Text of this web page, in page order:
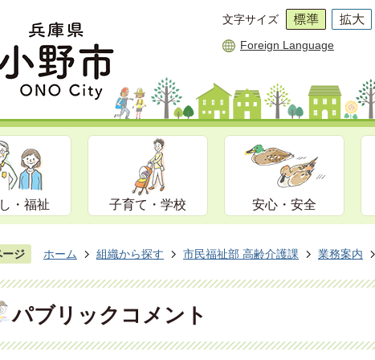
文字サイズ
Foreign Language
・福祉 子育て・学校 安心・安全
ージ ホーム 組織から探す 市民福祉部 高齢介護課 業務案内
パブリックコメント